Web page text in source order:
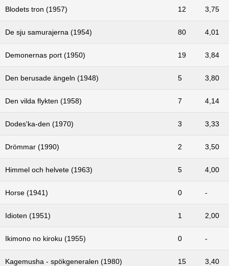
Blodets tron (1957) 12 3,75
De sju samurajerna (1954) 80 4,01
Demonernas port (1950) 19 3,84
Den berusade ängeln (1948) 5 3,80
Den vilda flykten (1958) 7 4,14
Dodes'ka-den (1970) 3 3,33
Drömmar (1990) 2 3,50
Himmel och helvete (1963) 5 4,00
Horse (1941) 0 -
Idioten (1951) 1 2,00
Ikimono no kiroku (1955) 0 -
Kagemusha - spökgeneralen (1980) 15 3,40